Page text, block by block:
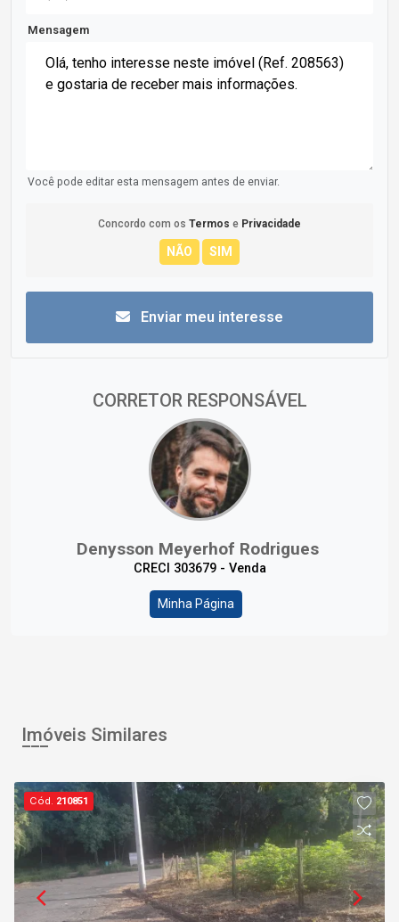
Mensagem
Você pode editar esta mensagem antes de enviar.
Concordo com os Termos e Privacidade
Enviar meu interesse
CORRETOR RESPONSÁVEL
Denysson Meyerhof Rodrigues
CRECI 303679 - Venda
Minha Página
Imóveis Similares
Cód. 210851